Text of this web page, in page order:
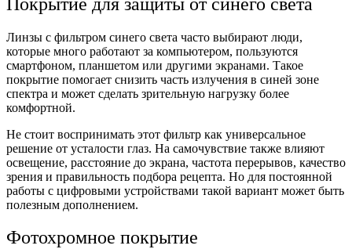
Линзы с фильтром синего света часто выбирают люди,
которые много работают за компьютером, пользуются
смартфоном, планшетом или другими экранами. Такое
покрытие помогает снизить часть излучения в синей зоне
спектра и может сделать зрительную нагрузку более
комфортной.
Не стоит воспринимать этот фильтр как универсальное
решение от усталости глаз. На самочувствие также влияют
освещение, расстояние до экрана, частота перерывов, качество
зрения и правильность подбора рецепта. Но для постоянной
работы с цифровыми устройствами такой вариант может быть
полезным дополнением.
Фотохромное покрытие